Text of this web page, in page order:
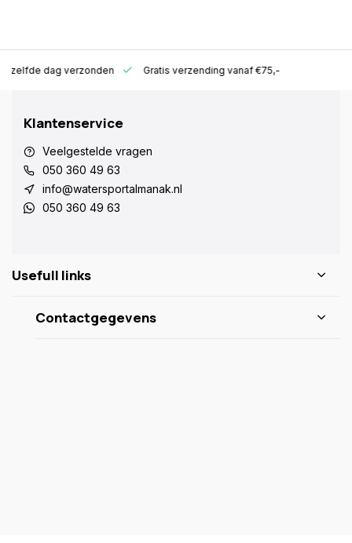
zelfde dag verzonden Gratis verzending vanaf €75,-
Klantenservice
Veelgestelde vragen
050 360 49 63
info@watersportalmanak.nl
050 360 49 63
Usefull links
Contactgegevens